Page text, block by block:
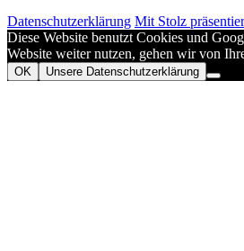
Datenschutzerklärung Mit Stolz
Diese Website benutzt Cookies und
Website weiter nutzen, gehen wir von
OK Unsere Datenschutzerklärung